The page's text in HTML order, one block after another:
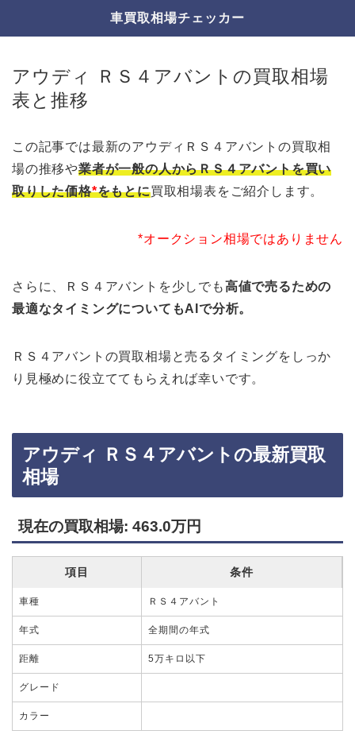
車買取相場チェッカー
アウディ ＲＳ４アバントの買取相場
表と推移
この記事では最新のアウディＲＳ４アバントの買取相
場の推移や業者が一般の人からＲＳ４アバントを買い
取りした価格*をもとに買取相場表をご紹介します。
*オークション相場ではありません
さらに、ＲＳ４アバントを少しでも高値で売るための
最適なタイミングについてもAIで分析。
ＲＳ４アバントの買取相場と売るタイミングをしっか
り見極めに役立ててもらえれば幸いです。
アウディ ＲＳ４アバントの最新買取
相場
現在の買取相場: 463.0万円
項目 条件
車種 ＲＳ４アバント
年式 全期間の年式
距離 5万キロ以下
グレード
カラー